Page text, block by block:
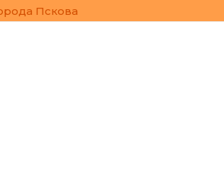
Пскова